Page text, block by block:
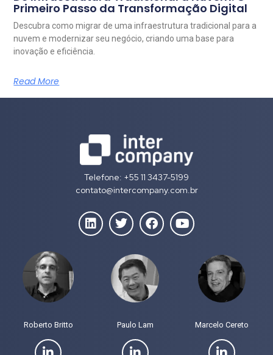
Primeiro Passo da Transformação Digital
Descubra como migrar de uma infraestrutura tradicional para a
nuvem e modernizar seu negócio, criando uma base para
inovação e eficiência.
Read More
Telefone: +55 11 3437-5199
contato@intercompany.com.br
Roberto Britto Paulo Lam Marcelo Cereto